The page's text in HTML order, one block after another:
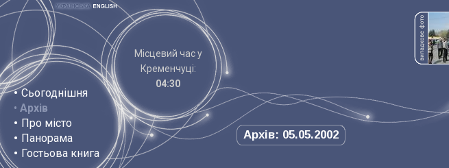
• Сьогоднішня
• Архів
• Про місто
• Панорама
• Гостьова книга
Місцевий час у
Кременчуці:
04:30
Архів: 05.05.2002